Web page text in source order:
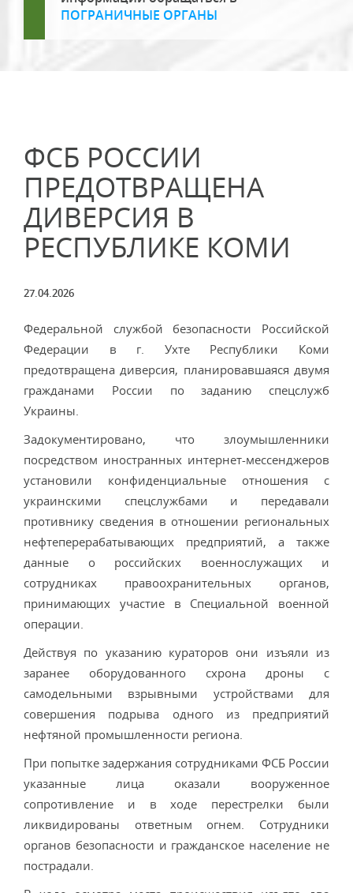
ПОГРАНИЧНЫЕ ОРГАНЫ
ФСБ РОССИИ
ПРЕДОТВРАЩЕНА
ДИВЕРСИЯ В
РЕСПУБЛИКЕ КОМИ
27.04.2026
Федеральной службой безопасности Российской
Федерации в г. Ухте Республики Коми
предотвращена диверсия, планировавшаяся двумя
гражданами России по заданию спецслужб
Украины.
Задокументировано, что злоумышленники
посредством иностранных интернет-мессенджеров
установили конфиденциальные отношения с
украинскими спецслужбами и передавали
противнику сведения в отношении региональных
нефтеперерабатывающих предприятий, а также
данные о российских военнослужащих и
сотрудниках правоохранительных органов,
принимающих участие в Специальной военной
операции.
Действуя по указанию кураторов они изъяли из
заранее оборудованного схрона дроны с
самодельными взрывными устройствами для
совершения подрыва одного из предприятий
нефтяной промышленности региона.
При попытке задержания сотрудниками ФСБ России
указанные лица оказали вооруженное
сопротивление и в ходе перестрелки были
ликвидированы ответным огнем. Сотрудники
органов безопасности и гражданское население не
пострадали.